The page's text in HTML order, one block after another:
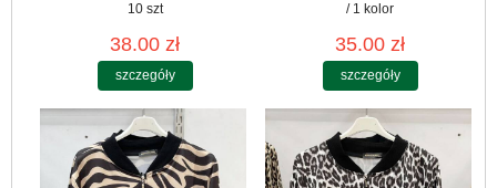
10 szt
38.00 zł
szczegóły
/ 1 kolor
35.00 zł
szczegóły